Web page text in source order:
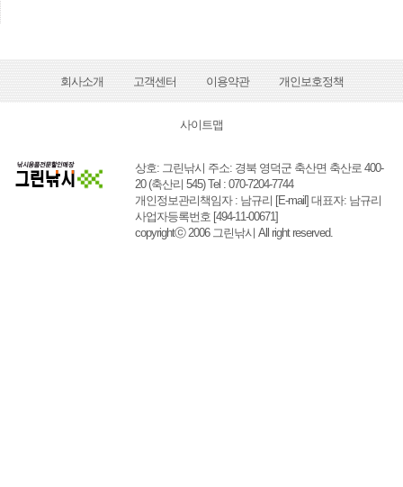
회사소개 고객센터 이용약관 개인보호정책
사이트맵
상호: 그린낚시 주소: 경북 영덕군 축산면 축산로 400-
20 (축산리 545) Tel : 070-7204-7744
개인정보관리책임자 : 남규리 [E-mail] 대표자: 남규리
사업자등록번호 [494-11-00671]
copyrightⓒ 2006 그린낚시 All right reserved.